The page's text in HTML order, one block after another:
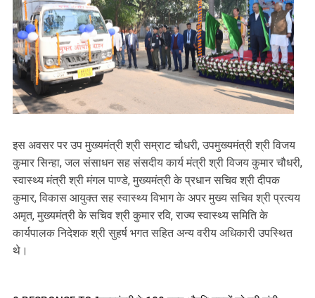
इस अवसर पर उप मुख्यमंत्री श्री सम्राट चौधरी, उपमुख्यमंत्री श्री विजय
कुमार सिन्हा, जल संसाधन सह संसदीय कार्य मंत्री श्री विजय कुमार चौधरी,
स्वास्थ्य मंत्री श्री मंगल पाण्डे, मुख्यमंत्री के प्रधान सचिव श्री दीपक
कुमार, विकास आयुक्त सह स्वास्थ्य विभाग के अपर मुख्य सचिव श्री प्रत्यय
अमृत, मुख्यमंत्री के सचिव श्री कुमार रवि, राज्य स्वास्थ्य समिति के
कार्यपालक निदेशक श्री सुहर्ष भगत सहित अन्य वरीय अधिकारी उपस्थित
थे।